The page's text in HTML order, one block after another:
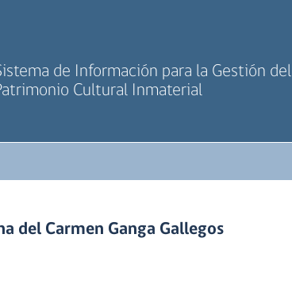
de Información para la Gestión del
Cultural Inmaterial
del Carmen Ganga Gallegos